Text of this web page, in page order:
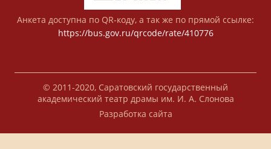
Анкета доступна по QR-коду, а так же по прямой ссылке:
https://bus.gov.ru/qrcode/rate/410776
© 2011-2020, Саратовский государственный
академический театр драмы им. И. А. Слонова
Разработка сайта